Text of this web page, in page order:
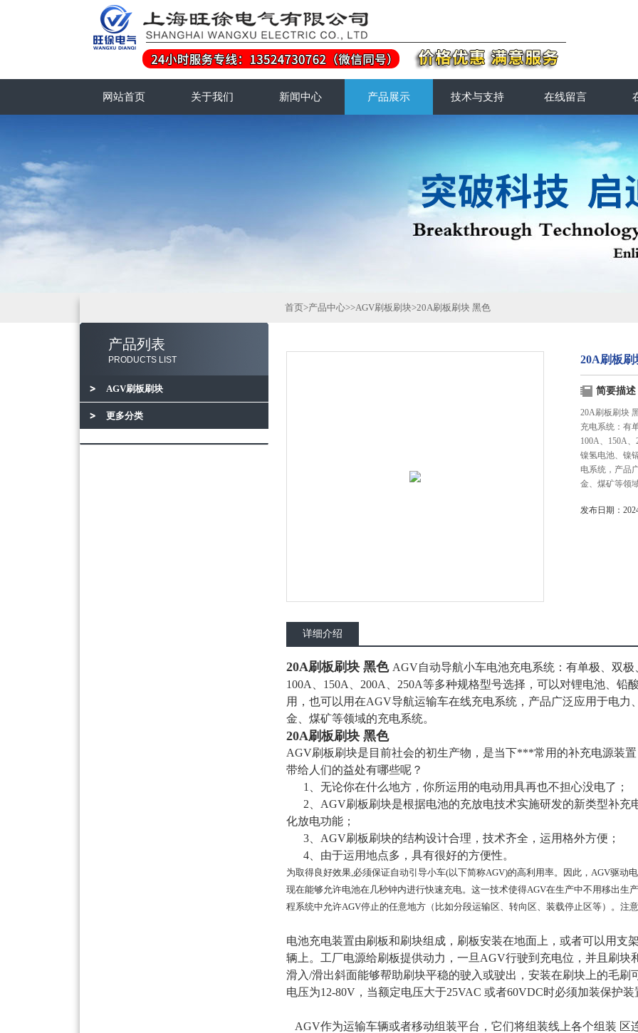
网站首页 关于我们 新闻中心 产品展示 技术与支持 在线留言
产品列表
PRODUCTS LIST
AGV刷板刷块
更多分类
首页>产品中心>>AGV刷板刷块>20A刷板刷块 黑色
20A刷板刷
简要描述
20A刷板刷块
充电系统：有
100A、150A
镍氢电池、镍
电系统，产品
金、煤矿等领
发布日期：
详细介绍
20A刷板刷块 黑色 AGV自动导航小车电池充电系统：有单极、双
100A、150A、200A、250A等多种规格型号选择，可以对锂电池、铅
用，也可以用在AGV导航运输车在线充电系统，产品广泛应用于电
金、煤矿等领域的充电系统。
20A刷板刷块 黑色
AGV刷板刷块是目前社会的初生产物，是当下***常用的补充电源装
带给人们的益处有哪些呢？
1、无论你在什么地方，你所运用的电动用具再也不担心没电了；
2、AGV刷板刷块是根据电池的充放电技术实施研发的新类型补充
化放电功能；
3、AGV刷板刷块的结构设计合理，技术齐全，运用格外方便；
4、由于运用地点多，具有很好的方便性。
为取得良好效果,必须保证自动引导小车(以下简称AGV)的高利用率。因此，AGV驱动
现在能够允许电池在几秒钟内进行快速充电。这一技术使得AGV在生产中不用移出生
程系统中允许AGV停止的任意地方（比如分段运输区、转向区、装载停止区等）。注
电池充电装置由刷板和刷块组成，刷板安装在地面上，或者可以用支
辆上。工厂电源给刷板提供动力，一旦AGV行驶到充电位，并且刷
滑入/滑出斜面能够帮助刷块平稳的驶入或驶出，安装在刷块上的毛
电压为12-80V，当额定电压大于25VAC 或者60VDC时必须加装保护
AGV作为运输车辆或者移动组装平台，它们将组装线上各个组装 区